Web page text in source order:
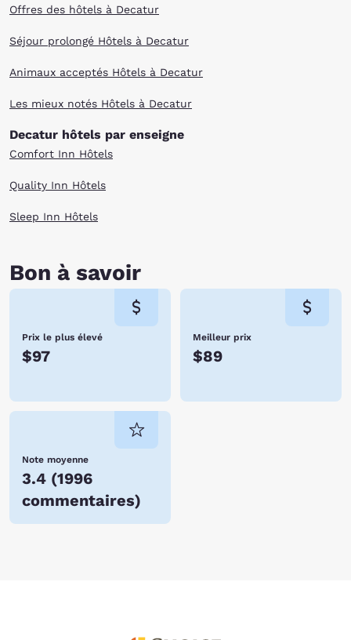
Offres des hôtels à Decatur
Séjour prolongé Hôtels à Decatur
Animaux acceptés Hôtels à Decatur
Les mieux notés Hôtels à Decatur
Decatur hôtels par enseigne
Comfort Inn Hôtels
Quality Inn Hôtels
Sleep Inn Hôtels
Bon à savoir
Prix le plus élevé
$97
Meilleur prix
$89
Note moyenne
3.4 (1996
commentaires)